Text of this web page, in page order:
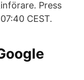
Press
CEST.